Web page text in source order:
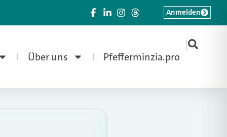
Über uns Pfefferminzia.pro
|
Anmelden